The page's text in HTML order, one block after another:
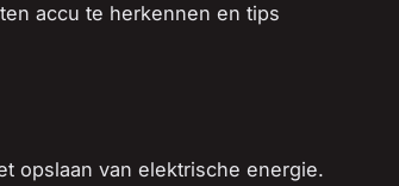
accu te herkennen en tips
opslaan van elektrische energie.